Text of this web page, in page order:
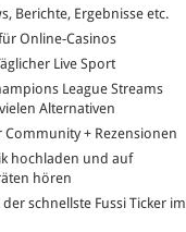
Berichte, Ergebnisse etc.
Online-Casinos
Live Sport
League Streams
Alternativen
+ Rezensionen
hochladen und auf
hören
der schnellste Fussi Ticker im